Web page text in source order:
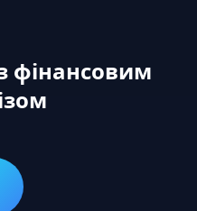
фінансовим